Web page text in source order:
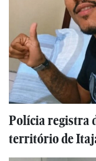
Polícia registra
território de